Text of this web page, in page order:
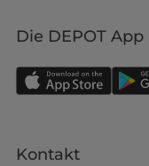
Die DEPOT App
Kontakt